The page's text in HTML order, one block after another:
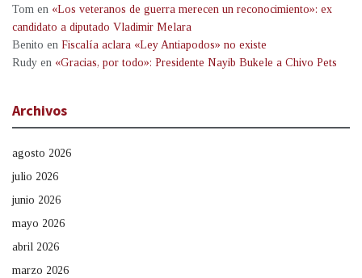
Tom en «Los veteranos de guerra merecen un reconocimiento»: ex
candidato a diputado Vladimir Melara
Benito en Fiscalía aclara «Ley Antiapodos» no existe
Rudy en «Gracias, por todo»: Presidente Nayib Bukele a Chivo Pets
Archivos
agosto 2026
julio 2026
junio 2026
mayo 2026
abril 2026
marzo 2026